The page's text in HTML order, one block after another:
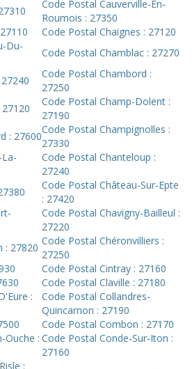
Code Postal Cauverville-En-
Roumois : 27350
Code Postal Chaignes : 27120
Du-
Code Postal Chamblac : 27270
Code Postal Chambord :
27250
Code Postal Champ-Dolent :
27190
: 27600
Code Postal Champignolles :
27330
Code Postal Chanteloup :
27240
Code Postal Château-Sur-Epte
: 27420
Code Postal Chavigny-Bailleul :
27220
: 27820
Code Postal Chéronvilliers :
27250
Code Postal Cintray : 27160
Code Postal Claville : 27180
:
Code Postal Collandres-
Quincarnon : 27190
Code Postal Combon : 27170
Ouche : Code Postal Conde-Sur-Iton :
27160
: